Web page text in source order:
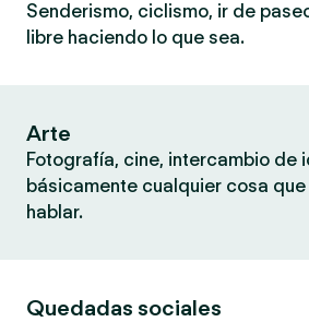
Senderismo, ciclismo, ir de
libre haciendo lo que sea.
Arte
Fotografía, cine, intercambio de
básicamente cualquier cosa
hablar.
Quedadas sociales